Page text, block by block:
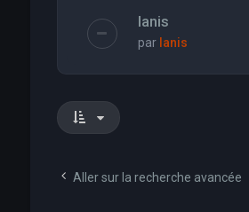
Ianis
par Ianis
Aller sur la recherche avancée